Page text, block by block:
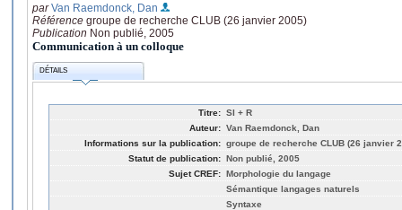
parVan Raemdonck, Dan
Référence groupe de recherche CLUB (26 janvier 2005)
Publication Non publié, 2005
Communication à un colloque
DÉTAILS
Titre: SI + R
Auteur: Van Raemdonck, Dan
Informations sur la publication: groupe de recherche CLUB (26 janvier
Statut de publication: Non publié, 2005
Sujet CREF: Morphologie du langage
Sémantique langages naturels
Syntaxe